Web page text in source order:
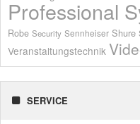
Professional
Robe Security Sennheiser Shure
Veranstaltungstechnik
SERVICE